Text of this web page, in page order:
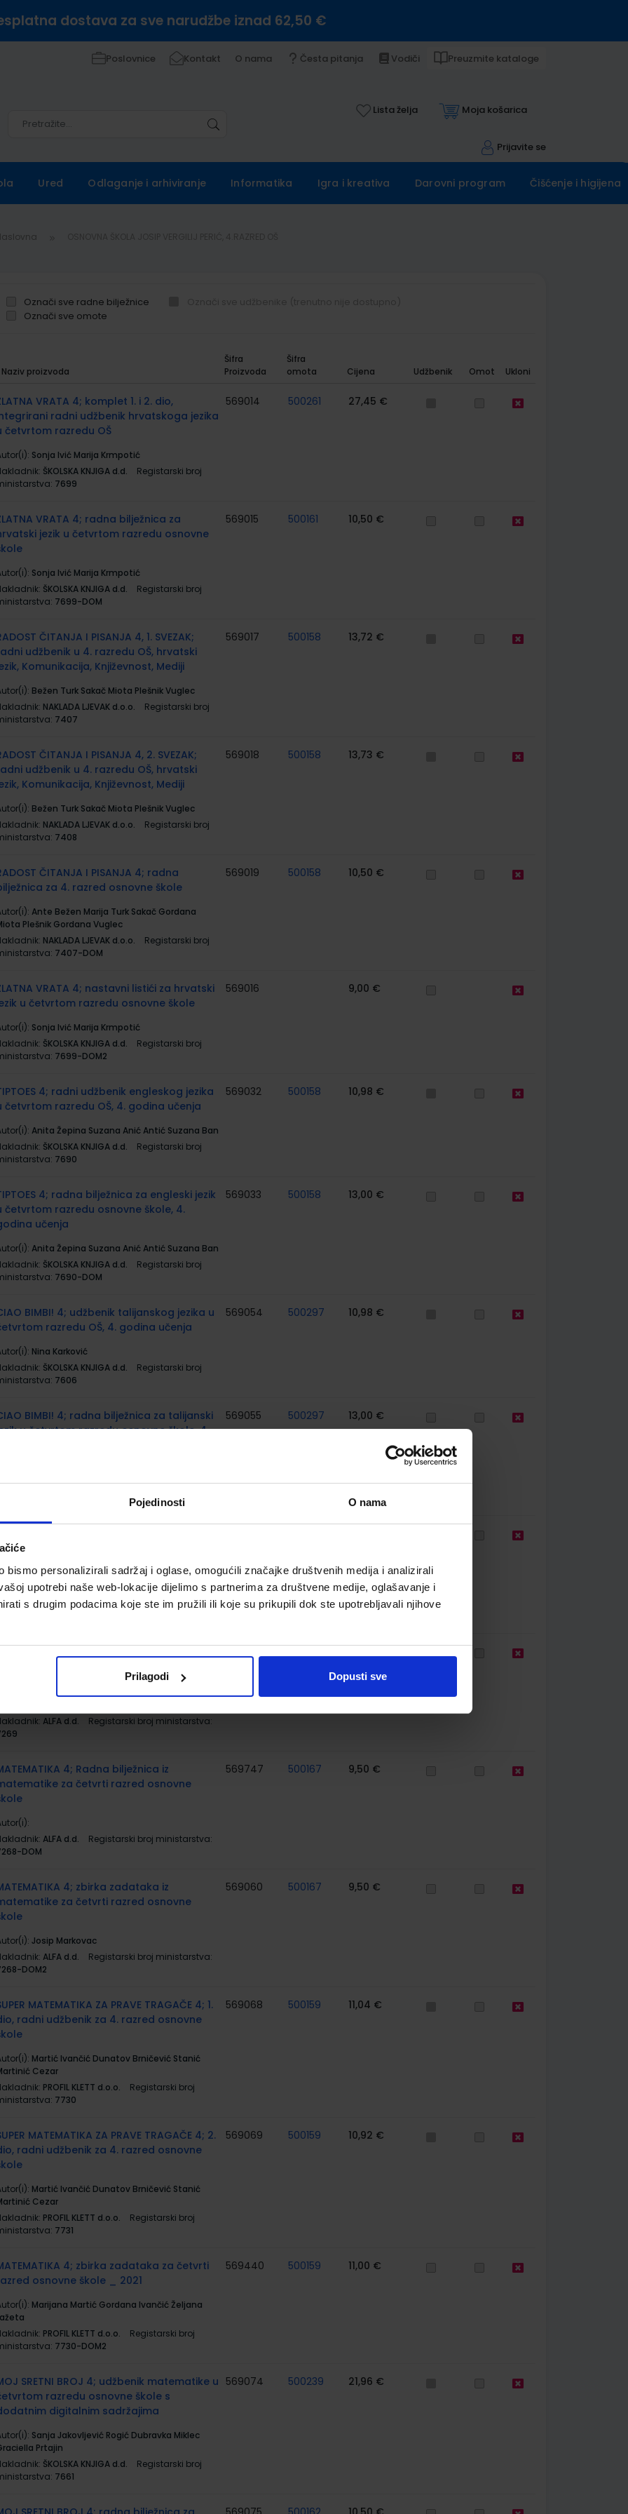
Pojedinosti O nama
bismo personalizirali sadržaj i oglase, omogućili značajke društvenih medija i analizirali
upotrebi naše web-lokacije dijelimo s partnerima za društvene medije, oglašavanje i
s drugim podacima koje ste im pružili ili koje su prikupili dok ste upotrebljavali njihove
Prilagodi Dopusti sve
dostava za sve narudžbe iznad 62,50 €
Poslovnice Kontakt O nama Česta pitanja Vodiči Preuzmite kataloge
Lista želja Moja košarica
Prijavite se
Ured Odlaganje i arhiviranje Informatika Igra i kreativa Darovni program Čišćenje i higijena
Označi sve radne bilježnice
Označi sve omote
Naziv proizvoda
Šifra
Proizvoda
Šifra
omota
Cijena Udžbenik Omot Ukloni
VRATA 4; komplet 1. i 2. dio,
radni udžbenik hrvatskoga jezika
četvrtom razredu OŠ
Sonja Ivić Marija Krmpotić
ŠKOLSKA KNJIGA d.d.
Registarski broj
7699
569014 500261 27,45 €
VRATA 4; radna bilježnica za
jezik u četvrtom razredu osnovne
Sonja Ivić Marija Krmpotić
ŠKOLSKA KNJIGA d.d.
Registarski broj
7699-DOM
569015 500161 10,50 €
ČITANJA I PISANJA 4, 1. SVEZAK;
udžbenik u 4. razredu OŠ, hrvatski
Komunikacija, Književnost, Mediji
Bežen Turk Sakač Miota Plešnik Vuglec
NAKLADA LJEVAK d.o.o.
Registarski broj
7407
569017 500158 13,72 €
ČITANJA I PISANJA 4, 2. SVEZAK;
udžbenik u 4. razredu OŠ, hrvatski
Komunikacija, Književnost, Mediji
Bežen Turk Sakač Miota Plešnik Vuglec
NAKLADA LJEVAK d.o.o.
Registarski broj
7408
569018 500158 13,73 €
ČITANJA I PISANJA 4; radna
za 4. razred osnovne škole
Ante Bežen Marija Turk Sakač Gordana
Plešnik Gordana Vuglec
NAKLADA LJEVAK d.o.o.
Registarski broj
7407-DOM
569019 500158 10,50 €
VRATA 4; nastavni listići za hrvatski
u četvrtom razredu osnovne škole
Sonja Ivić Marija Krmpotić
ŠKOLSKA KNJIGA d.d.
Registarski broj
7699-DOM2
569016 9,00 €
4; radni udžbenik engleskog jezika
četvrtom razredu OŠ, 4. godina učenja
Anita Žepina Suzana Anić Antić Suzana Ban
ŠKOLSKA KNJIGA d.d.
Registarski broj
7690
569032 500158 10,98 €
4; radna bilježnica za engleski jezik
četvrtom razredu osnovne škole, 4.
učenja
Anita Žepina Suzana Anić Antić Suzana Ban
ŠKOLSKA KNJIGA d.d.
Registarski broj
7690-DOM
569033 500158 13,00 €
BIMBI! 4; udžbenik talijanskog jezika u
razredu OŠ, 4. godina učenja
Nina Karković
ŠKOLSKA KNJIGA d.d.
Registarski broj
7606
569054 500297 10,98 €
BIMBI! 4; radna bilježnica za talijanski
u četvrtom razredu osnovne škole, 4.
ŠKOLSKA KNJIGA d.d.
Registarski broj
569055 500297 13,00 €
za četvrti razred osnovne
škole
Josip Markovac
ALFA d.d.
Registarski broj ministarstva:
ALFA d.d.
Registarski broj ministarstva:
4; Radna bilježnica iz
za četvrti razred osnovne
ALFA d.d.
Registarski broj ministarstva:
DOM
569747 500167 9,50 €
4; zbirka zadataka iz
za četvrti razred osnovne
Josip Markovac
ALFA d.d.
Registarski broj ministarstva:
DOM2
569060 500167 9,50 €
MATEMATIKA ZA PRAVE TRAGAČE 4; 1.
radni udžbenik za 4. razred osnovne
Martić Ivančić Dunatov Brničević Stanić
Cezar
PROFIL KLETT d.o.o.
Registarski broj
7730
569068 500159 11,04 €
MATEMATIKA ZA PRAVE TRAGAČE 4; 2.
radni udžbenik za 4. razred osnovne
Martić Ivančić Dunatov Brničević Stanić
Cezar
PROFIL KLETT d.o.o.
Registarski broj
7731
569069 500159 10,92 €
4; zbirka zadataka za četvrti
osnovne škole _ 2021
Marijana Martić Gordana Ivančić Željana
PROFIL KLETT d.o.o.
Registarski broj
7730-DOM2
569440 500159 11,00 €
SRETNI BROJ 4; udžbenik matematike u
razredu osnovne škole s
digitalnim sadržajima
Sanja Jakovljević Rogić Dubravka Miklec
Prtajin
ŠKOLSKA KNJIGA d.d.
Registarski broj
7661
569074 500239 21,96 €